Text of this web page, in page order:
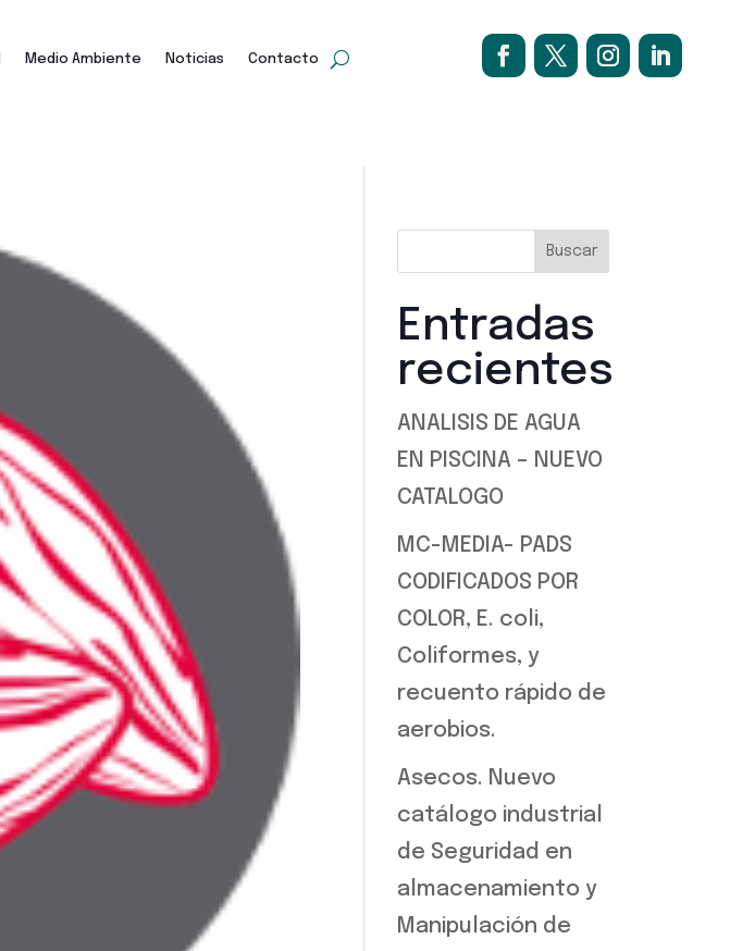
Medio Ambiente Noticias Contacto
Buscar
Entradas
recientes
ANALISIS DE AGUA
EN PISCINA – NUEVO
CATALOGO
MC-MEDIA- PADS
CODIFICADOS POR
COLOR, E. coli,
Coliformes, y
recuento rápido de
aerobios.
Asecos. Nuevo
catálogo industrial
de Seguridad en
almacenamiento y
Manipulación de